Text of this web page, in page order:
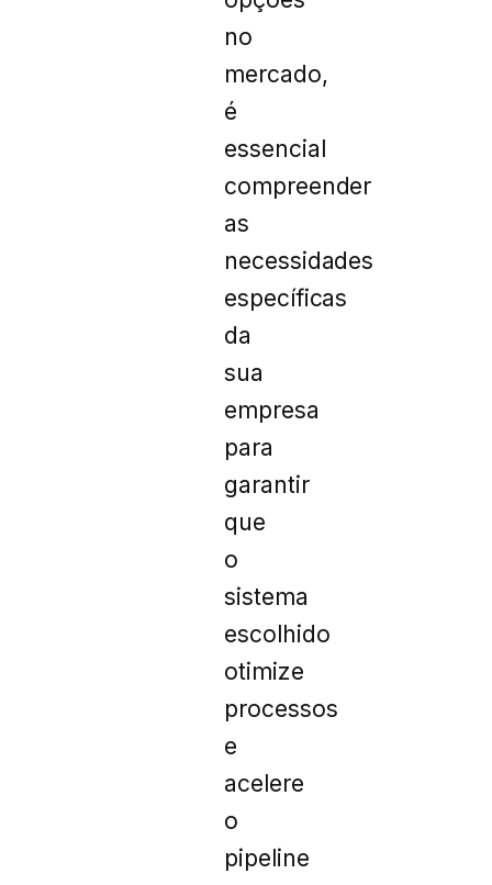
no
mercado,
é
essencial
compreender
as
necessidades
específicas
da
sua
empresa
para
garantir
que
o
sistema
escolhido
otimize
processos
e
acelere
o
pipeline